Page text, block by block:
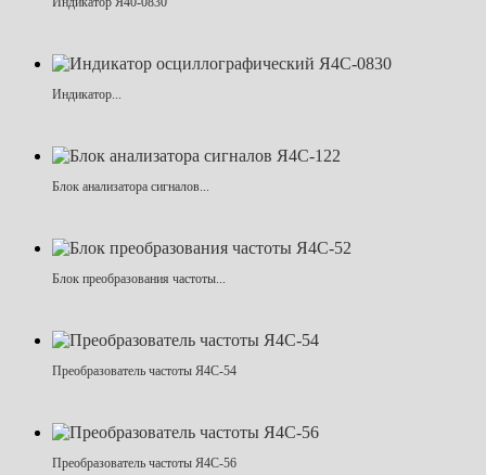
Индикатор...
Блок анализатора сигналов...
Блок преобразования частоты...
Преобразователь частоты Я4С-54
Преобразователь частоты Я4С-56